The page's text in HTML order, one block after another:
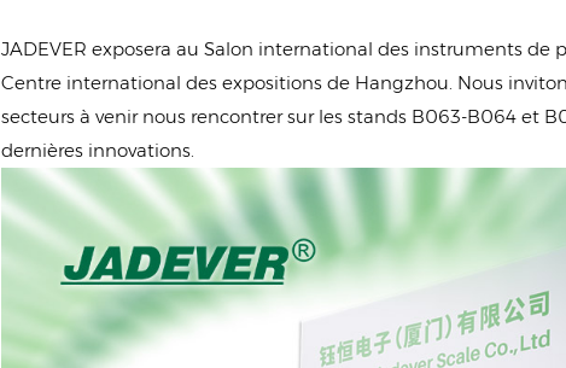
JADEVER exposera au Salon international des instruments
Centre international des expositions de Hangzhou. Nous
secteurs à venir nous rencontrer sur les stands B063-B064 et
dernières innovations.